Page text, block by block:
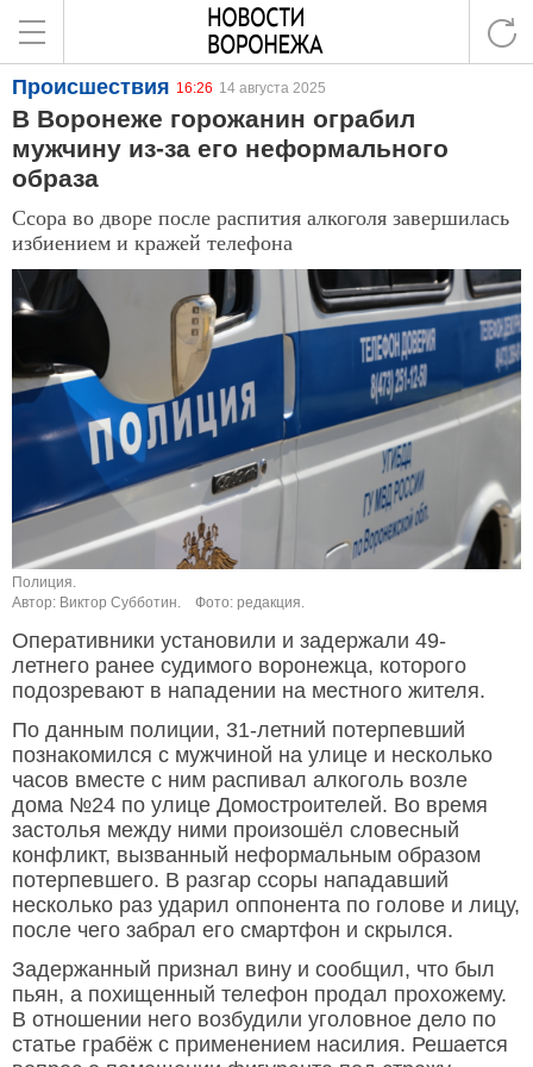
Происшествия 16:26 14 августа 2025
В Воронеже горожанин ограбил
мужчину из-за его неформального
образа
Ссора во дворе после распития алкоголя завершилась
избиением и кражей телефона
Полиция.
Автор: Виктор Субботин.
Фото: редакция.
Оперативники установили и задержали 49-
летнего ранее судимого воронежца, которого
подозревают в нападении на местного жителя.
По данным полиции, 31-летний потерпевший
познакомился с мужчиной на улице и несколько
часов вместе с ним распивал алкоголь возле
дома №24 по улице Домостроителей. Во время
застолья между ними произошёл словесный
конфликт, вызванный неформальным образом
потерпевшего. В разгар ссоры нападавший
несколько раз ударил оппонента по голове и лицу,
после чего забрал его смартфон и скрылся.
Задержанный признал вину и сообщил, что был
пьян, а похищенный телефон продал прохожему.
В отношении него возбудили уголовное дело по
статье грабёж с применением насилия. Решается